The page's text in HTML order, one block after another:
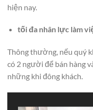
hiện nay.
tối đa nhân lực làm
Thông thường, nếu quý
có 2 người để bán hàng
những khi đông khách.